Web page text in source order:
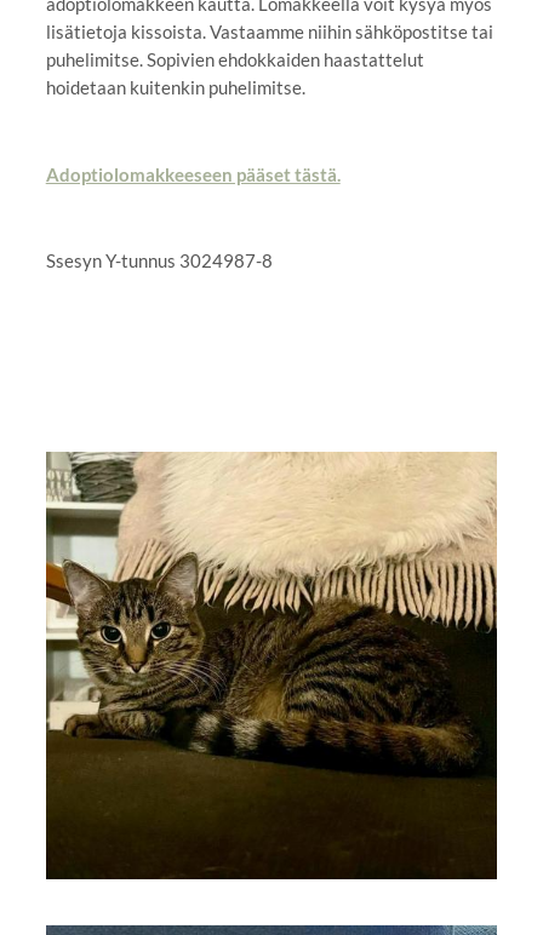
lisätietoja kissoista. Vastaamme niihin sähköpostitse tai
puhelimitse. Sopivien ehdokkaiden haastattelut
hoidetaan kuitenkin puhelimitse.
Adoptiolomakkeeseen pääset tästä.
Ssesyn Y-tunnus 3024987-8